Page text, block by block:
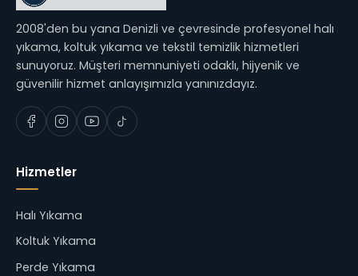
2008'den bu yana Denizli ve çevresinde profesyonel halı
yıkama, koltuk yıkama ve tekstil temizlik hizmetleri
sunuyoruz. Müşteri memnuniyeti odaklı, hijyenik ve
güvenilir hizmet anlayışımızla yanınızdayız.
Hizmetler
Halı Yıkama
Koltuk Yıkama
Perde Yıkama